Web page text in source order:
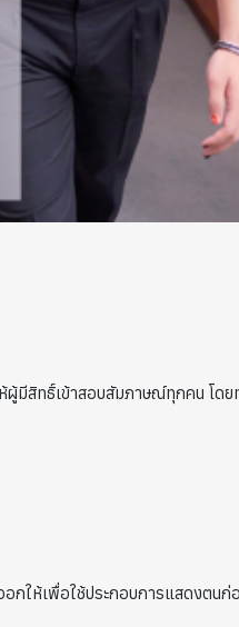
ผู้มีสิทธิ์เข้าสอบสัมภาษณ์ทุกคน โ
กให้เพื่อใช้ประกอบการแสดงตน